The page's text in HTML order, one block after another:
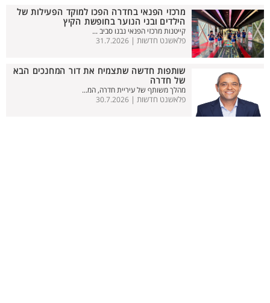
מרכזי הפנאי בחדרה הפכו למוקד הפעילות של
הילדים ובני הנוער בחופשת הקיץ
קייטנות מרכזי הפנאי נבנו סביב ...
פלאשנט חדשות | 31.7.2026
שותפות חדשה שתצמיח את דור המחנכים הבא
של חדרה
מהלך משותף של עיריית חדרה, המ...
פלאשנט חדשות | 30.7.2026